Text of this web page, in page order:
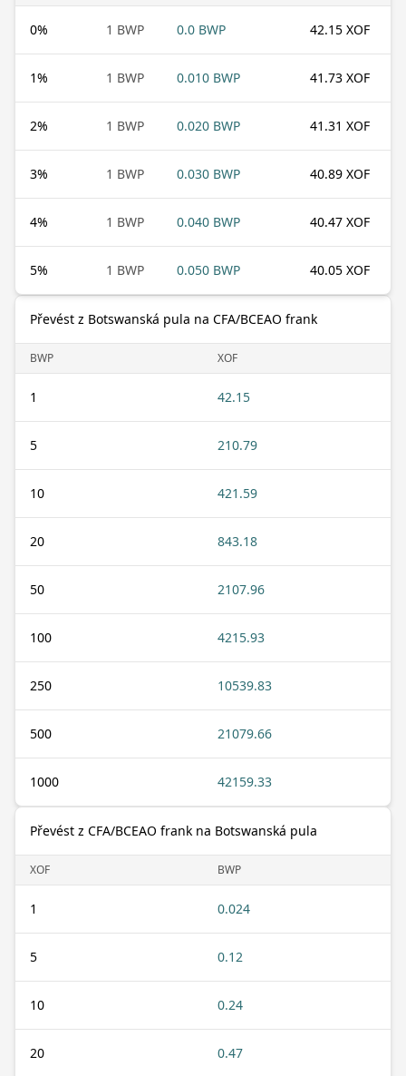
0% 1 BWP 0.0 BWP 42.15 XOF
1% 1 BWP 0.010 BWP 41.73 XOF
2% 1 BWP 0.020 BWP 41.31 XOF
3% 1 BWP 0.030 BWP 40.89 XOF
4% 1 BWP 0.040 BWP 40.47 XOF
5% 1 BWP 0.050 BWP 40.05 XOF
Převést z Botswanská pula na CFA/BCEAO frank
BWP XOF
1 42.15
5 210.79
10 421.59
20 843.18
50 2107.96
100 4215.93
250 10539.83
500 21079.66
1000 42159.33
Převést z CFA/BCEAO frank na Botswanská pula
XOF BWP
1 0.024
5 0.12
10 0.24
20 0.47